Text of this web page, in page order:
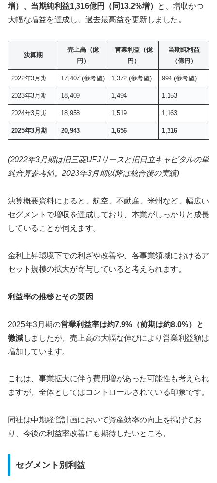
増）、当期純利益1,316億円（同13.2%増）
と、増収かつ
大幅な増益を達成し、過去最高益を更新しました。
決算期
売上高（億
円）
営業利益（億
円）
当期純利益
（億円）
2022年3月期 17,407 (参考値) 1,372 (参考値) 994 (参考値)
2023年3月期 18,409 1,494 1,153
2024年3月期 18,958 1,519 1,163
2025年3月期 20,943 1,656 1,316
(2022年3月期は旧三菱UFJリースと旧日立キャピタルの単
純合算参考値。2023年3月期以降は統合後の実績)
決算概要資料によると、航空、不動産、米州など、幅広い
セグメントで増収を達成しており、本業がしっかりと成長
していることが伺えます。
金利上昇環境下での利ざや改善や、各事業領域におけるア
セット規模の拡大が寄与していると考えられます。
利益率の推移とその要因
2025年3月期の営業利益率は約7.9%（前期は約8.0%）と
微減しましたが、売上高の大幅な伸びにより営業利益額は
増加しています。
これは、事業拡大に伴う費用増があった可能性も考えられ
ますが、全体としてはコントロールされている印象です。
同社は中期経営計画において資産効率の向上を掲げてお
り、今後の利益率改善にも期待したいところ。
セグメント別利益